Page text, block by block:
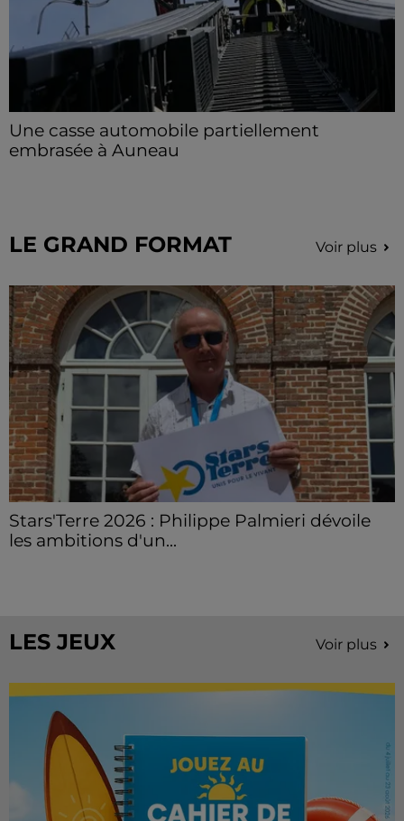
Une casse automobile partiellement
embrasée à Auneau
LE GRAND FORMAT Voir plus
Stars'Terre 2026 : Philippe Palmieri dévoile
les ambitions d'un...
LES JEUX Voir plus